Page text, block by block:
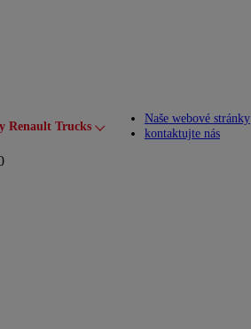
Renault Trucks Toggle submenu
Naše webové stránky
kontaktujte nás